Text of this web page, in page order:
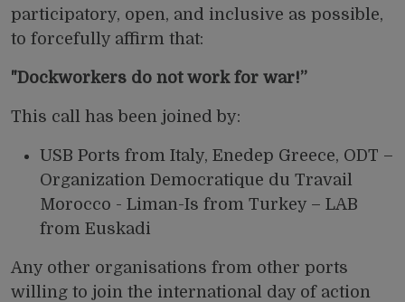
participatory, open, and inclusive as possible,
to forcefully affirm that:
"Dockworkers do not work for war!”
This call has been joined by:
USB Ports from Italy, Enedep Greece, ODT –
Organization Democratique du Travail
Morocco - Liman-Is from Turkey – LAB
from Euskadi
Any other organisations from other ports
willing to join the international day of action